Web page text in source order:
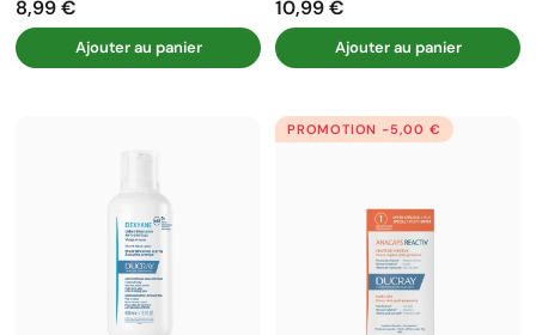
Prix
8,99 €
Ajouter au panier
Prix
10,99 €
Ajouter au panier
PROMOTION -5,00 €